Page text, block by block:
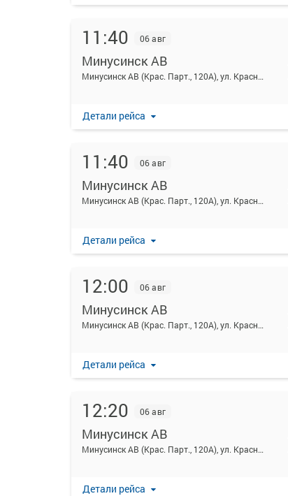
11:40 06 авг
Минусинск АВ
Минусинск АВ (Крас. Парт., 120А), ул. Красных партизан 120а
Детали рейса
11:40 06 авг
Минусинск АВ
Минусинск АВ (Крас. Парт., 120А), ул. Красных партизан 120а
Детали рейса
12:00 06 авг
Минусинск АВ
Минусинск АВ (Крас. Парт., 120А), ул. Красных партизан 120а
Детали рейса
12:20 06 авг
Минусинск АВ
Минусинск АВ (Крас. Парт., 120А), ул. Красных партизан 120а
Детали рейса